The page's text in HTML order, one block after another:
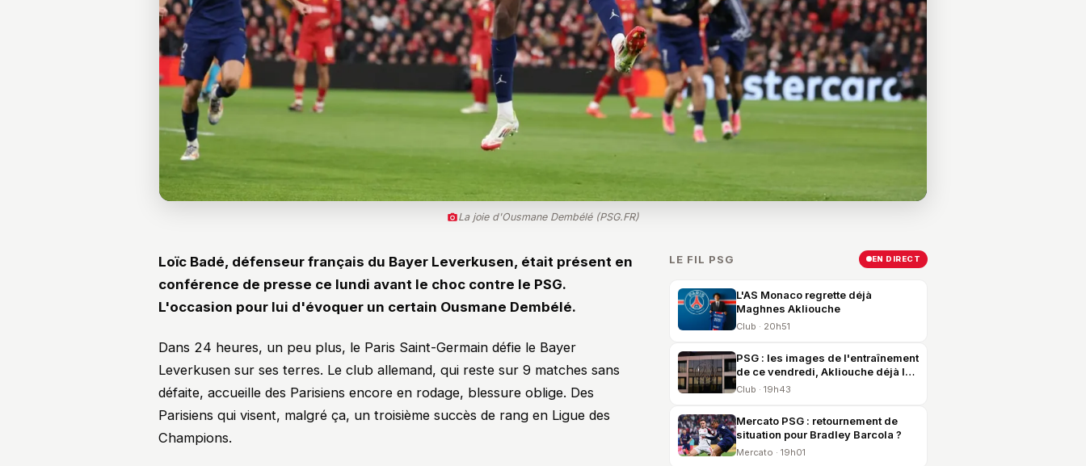
La joie d'Ousmane Dembélé (PSG.FR)
Loïc Badé, défenseur français du Bayer Leverkusen, était présent en
conférence de presse ce lundi avant le choc contre le PSG.
L'occasion pour lui d'évoquer un certain Ousmane Dembélé.
Dans 24 heures, un peu plus, le Paris Saint-Germain défie le Bayer
Leverkusen sur ses terres. Le club allemand, qui reste sur 9 matches sans
défaite, accueille des Parisiens encore en rodage, blessure oblige. Des
Parisiens qui visent, malgré ça, un troisième succès de rang en Ligue des
Champions.
LE FIL PSG EN DIRECT
L'AS Monaco regrette déjà
Maghnes Akliouche
Club · 20h51
PSG : les images de l'entraînement
de ce vendredi, Akliouche déjà là
et United en vue
Club · 19h43
Mercato PSG : retournement de
situation pour Bradley Barcola ?
Mercato · 19h01